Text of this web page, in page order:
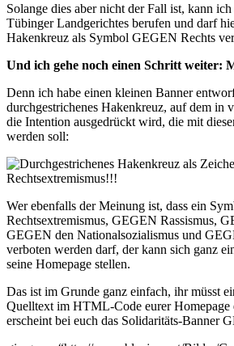
Solange dies aber nicht der Fall ist, kann
Tübinger Landgerichtes berufen und darf
Hakenkreuz als Symbol GEGEN Rechts
Und ich gehe noch einen Schritt weiter:
Denn ich habe einen kleinen Banner
durchgestrichenes Hakenkreuz, auf dem in
die Intention ausgedrückt wird, die mit
werden soll:
Wer ebenfalls der Meinung ist, dass ein
Rechtsextremismus, GEGEN Rassismus,
GEGEN den Nationalsozialismus und
verboten werden darf, der kann sich ganz
seine Homepage stellen.
Das ist im Grunde ganz einfach, ihr müsst
Quelltext im HTML-Code eurer Homepage
erscheint bei euch das Solidaritäts-Banner